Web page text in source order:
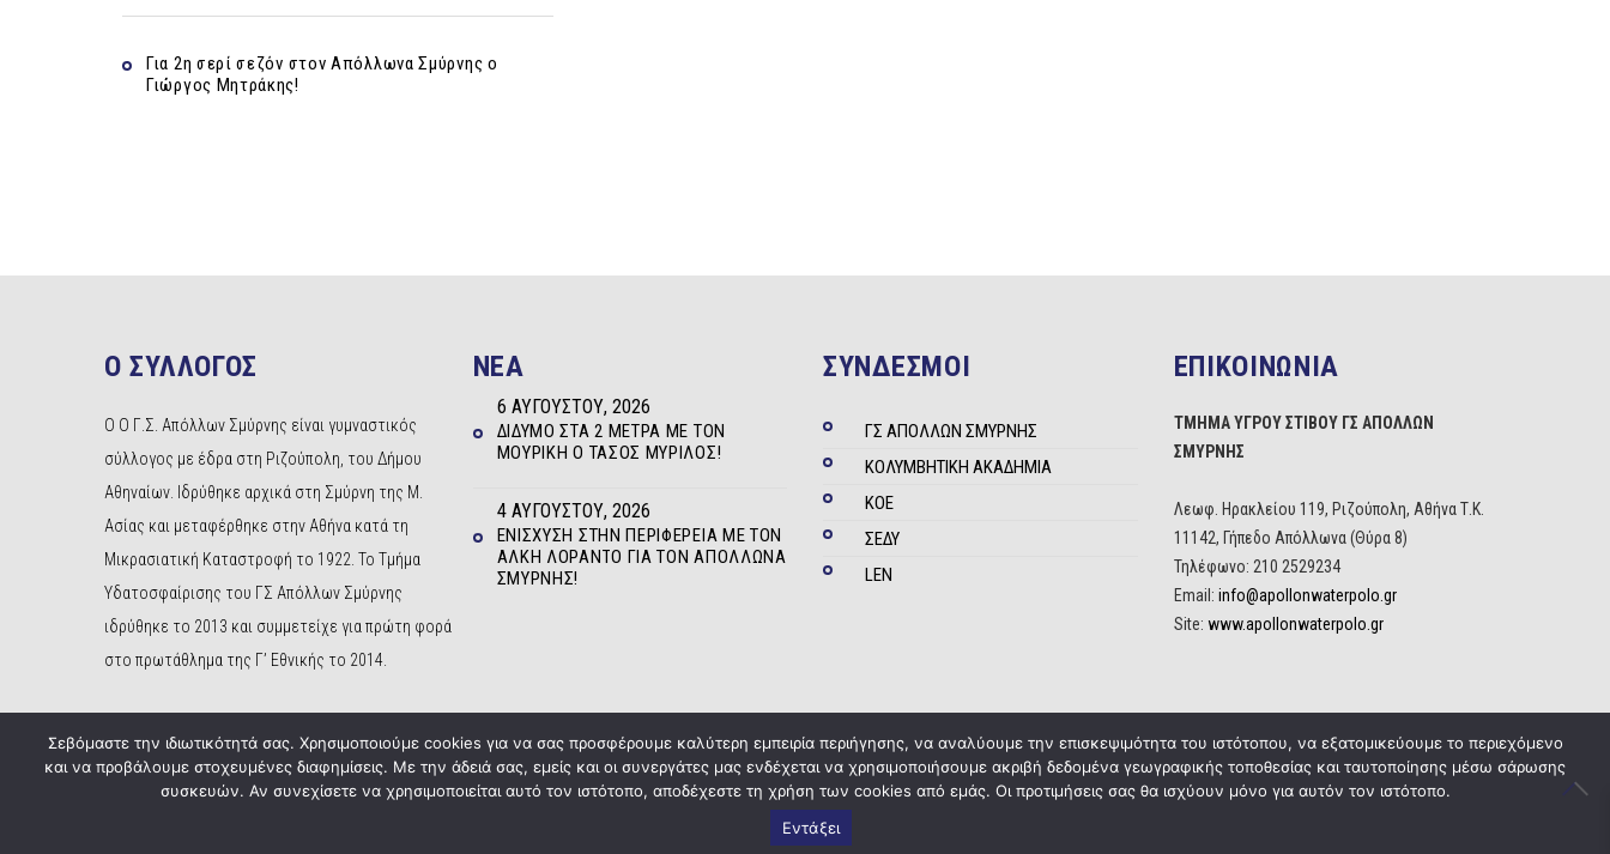
Για 2η σερί σεζόν στον Απόλλωνα Σμύρνης ο
Γιώργος Μητράκης!
Ο ΣΥΛΛΟΓΟΣ
Ο Ο Γ.Σ. Απόλλων Σμύρνης είναι γυμναστικός
σύλλογος με έδρα στη Ριζούπολη, του Δήμου
Αθηναίων. Ιδρύθηκε αρχικά στη Σμύρνη της Μ.
Ασίας και μεταφέρθηκε στην Αθήνα κατά τη
Μικρασιατική Καταστροφή το 1922. Το Τμήμα
Υδατοσφαίρισης του ΓΣ Απόλλων Σμύρνης
ιδρύθηκε το 2013 και συμμετείχε για πρώτη φορά
στο πρωτάθλημα της Γ’ Εθνικής το 2014.
NEA
ΔΊΔΥΜΟ ΣΤΑ 2 ΜΈΤΡΑ ΜΕ ΤΟΝ
ΜΟΥΡΊΚΗ Ο ΤΆΣΟΣ ΜΥΡΊΛΟΣ!
6 ΑΥΓΟΎΣΤΟΥ, 2026
ΕΝΊΣΧΥΣΗ ΣΤΗΝ ΠΕΡΙΦΈΡΕΙΑ ΜΕ ΤΟΝ
ΆΛΚΗ ΛΟΡΆΝΤΟ ΓΙΑ ΤΟΝ ΑΠΌΛΛΩΝΑ
ΣΜΎΡΝΗΣ!
4 ΑΥΓΟΎΣΤΟΥ, 2026
ΣΥΝΔΕΣΜΟΙ
ΓΣ ΑΠΟΛΛΩΝ ΣΜΥΡΝΗΣ
ΚΟΛΥΜΒΗΤΙΚΗ ΑΚΑΔΗΜΙΑ
ΚΟΕ
ΣΕΔΥ
LEN
ΕΠΙΚΟΙΝΩΝΙΑ
ΤΜΗΜΑ ΥΓΡΟΥ ΣΤΙΒΟΥ ΓΣ ΑΠΟΛΛΩΝ
ΣΜΥΡΝΗΣ
Λεωφ. Ηρακλείου 119, Ριζούπολη, Αθήνα Τ.Κ.
11142, Γήπεδο Απόλλωνα (Θύρα 8)
Τηλέφωνο: 210 2529234
Email: info@apollonwaterpolo.gr
Site: www.apollonwaterpolo.gr
Copyright © 2020ΓΣ Απόλλων ΣμύρνηςPowered byFive Media
Σεβόμαστε την ιδιωτικότητά σας. Χρησιμοποιούμε cookies για να σας προσφέρουμε καλύτερη εμπειρία περιήγησης, να αναλύουμε την επισκεψιμότητα του ιστότοπου, να εξατομικεύουμε το περιεχόμενο
και να προβάλουμε στοχευμένες διαφημίσεις. Με την άδειά σας, εμείς και οι συνεργάτες μας ενδέχεται να χρησιμοποιήσουμε ακριβή δεδομένα γεωγραφικής τοποθεσίας και ταυτοποίησης μέσω σάρωσης
συσκευών. Αν συνεχίσετε να χρησιμοποιείται αυτό τον ιστότοπο, αποδέχεστε τη χρήση των cookies από εμάς. Οι προτιμήσεις σας θα ισχύουν μόνο για αυτόν τον ιστότοπο.
Εντάξει